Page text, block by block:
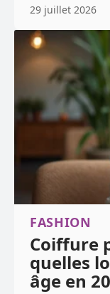
29 juillet 2026
FASHION
Coiffure
quelles
âge en